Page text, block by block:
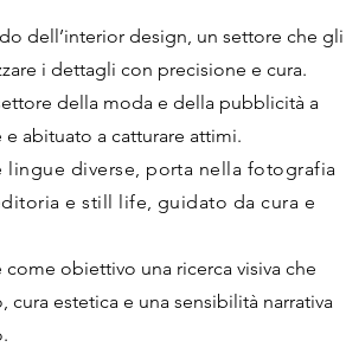
dell’interior design, un settore che gli
i dettagli con precisione e cura.
della moda e della pubblicità a
abituato a catturare attimi.
lingue diverse, porta nella fotografia
e still life, guidato da cura e
obiettivo una ricerca visiva che
estetica e una sensibilità narrativa